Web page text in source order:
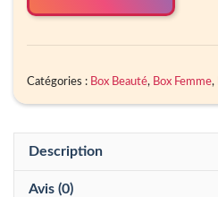
Catégories : Box Beauté, Box Femme,
Description
Avis (0)